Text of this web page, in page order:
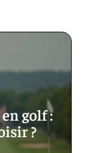
golf :
?